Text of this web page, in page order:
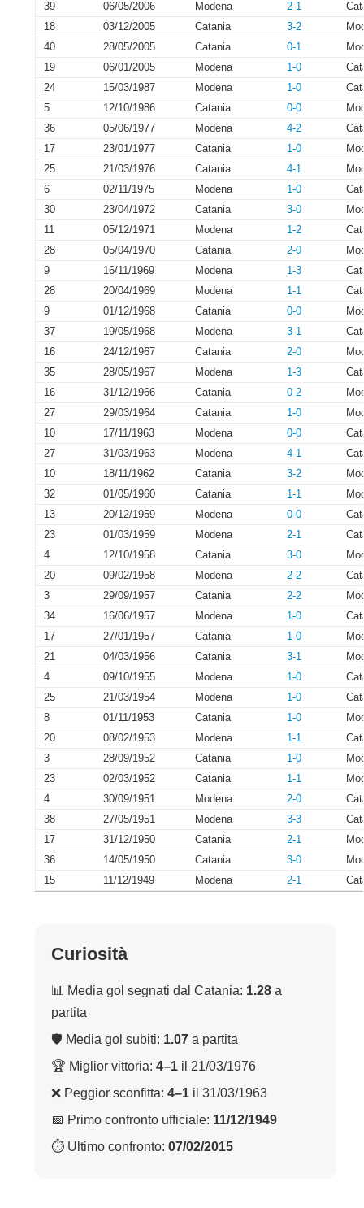
39
06/05/2006 Modena 2-1
18
03/12/2005 Catania 3-2
40
28/05/2005 Catania 0-1
19
06/01/2005 Modena 1-0
24
15/03/1987 Modena 1-0
5
12/10/1986 Catania 0-0
36
05/06/1977 Modena 4-2
17
23/01/1977 Catania 1-0
25
21/03/1976 Catania 4-1
6
02/11/1975 Modena 1-0
30
23/04/1972 Catania 3-0
11
05/12/1971 Modena 1-2
28
05/04/1970 Catania 2-0
9
16/11/1969 Modena 1-3
28
20/04/1969 Modena 1-1
9
01/12/1968 Catania 0-0
37
19/05/1968 Modena 3-1
16
24/12/1967 Catania 2-0
35
28/05/1967 Modena 1-3
16
31/12/1966 Catania 0-2
27
29/03/1964 Catania 1-0
10
17/11/1963 Modena 0-0
27
31/03/1963 Modena 4-1
10
18/11/1962 Catania 3-2
32
01/05/1960 Catania 1-1
13
20/12/1959 Modena 0-0
23
01/03/1959 Modena 2-1
4
12/10/1958 Catania 3-0
20
09/02/1958 Modena 2-2
3
29/09/1957 Catania 2-2
34
16/06/1957 Modena 1-0
17
27/01/1957 Catania 1-0
21
04/03/1956 Catania 3-1
4
09/10/1955 Modena 1-0
25
21/03/1954 Modena 1-0
8
01/11/1953 Catania 1-0
20
08/02/1953 Modena 1-1
3
28/09/1952 Catania 1-0
23
02/03/1952 Catania 1-1
4
30/09/1951 Modena 2-0
38
27/05/1951 Modena 3-3
17
31/12/1950 Catania 2-1
36
14/05/1950 Catania 3-0
15
11/12/1949 Modena 2-1
Curiosità
📊 Media gol segnati dal Catania: 1.28 a
partita
🛡 Media gol subiti: 1.07 a partita
🏆 Miglior vittoria: 4–1 il 21/03/1976
❌ Peggior sconfitta: 4–1 il 31/03/1963
📅 Primo confronto ufficiale: 11/12/1949
⏱ Ultimo confronto: 07/02/2015